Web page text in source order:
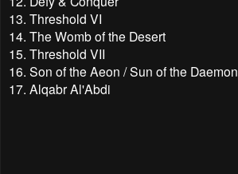
13. Threshold VI
14. The Womb of the Desert
15. Threshold VII
16. Son of the Aeon / Sun of the Daemon
17. Alqabr Al'Abdi